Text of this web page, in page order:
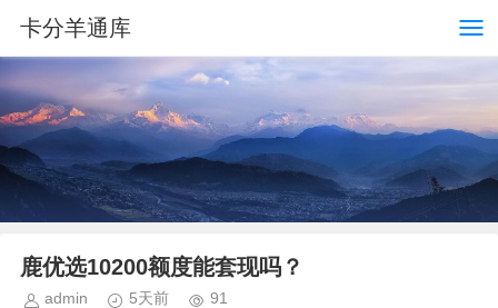
卡分羊通库
鹿优选10200额度能套现吗？
admin 5天前 91